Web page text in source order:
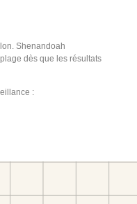
Shenandoah
dès que les résultats
: